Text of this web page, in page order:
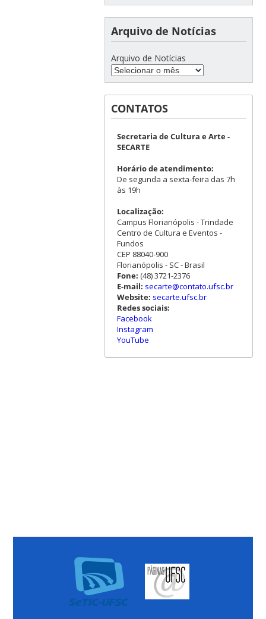
Arquivo de Notícias
Arquivo de Notícias
CONTATOS
Secretaria de Cultura e Arte -
SECARTE
Horário de atendimento:
De segunda a sexta-feira das 7h
às 19h
Localização:
Campus Florianópolis - Trindade
Centro de Cultura e Eventos -
Fundos
CEP 88040-900
Florianópolis - SC - Brasil
Fone: (48) 3721-2376
E-mail: secarte@contato.ufsc.br
Website: secarte.ufsc.br
Redes sociais:
Facebook
Instagram
YouTube